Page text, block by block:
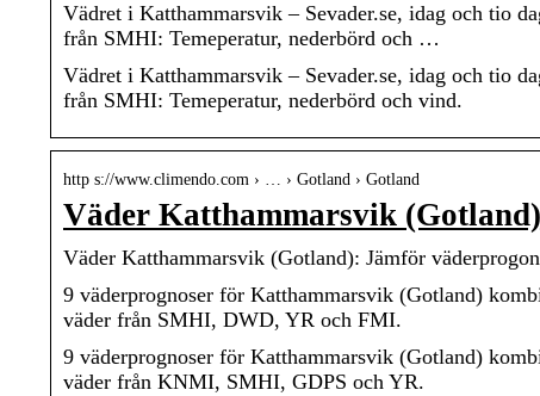
Vädret i Katthammarsvik – Sevader.se, idag och tio
från SMHI: Temeperatur, nederbörd och …
Vädret i Katthammarsvik – Sevader.se, idag och tio
från SMHI: Temeperatur, nederbörd och vind.
http s://www.climendo.com › … › Gotland › Gotland
Väder Katthammarsvik
Väder Katthammarsvik (Gotland): Jämför
9 väderprognoser för Katthammarsvik (Gotland)
väder från SMHI, DWD, YR och FMI.
9 väderprognoser för Katthammarsvik (Gotland)
väder från KNMI, SMHI, GDPS och YR.